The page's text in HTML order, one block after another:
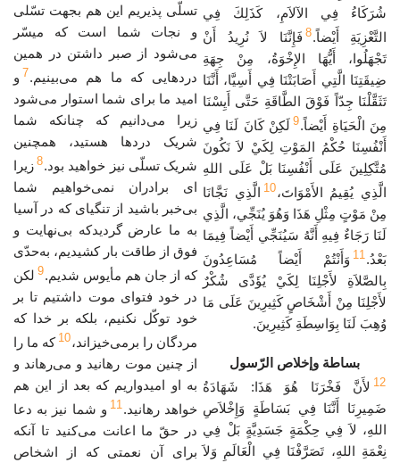
شُرَكَاءُ فِي الآلاَمِ، كَذَلِكَ فِي
التَّعْزِيَةِ أَيْضاً.8 فَإِنَّنَا لاَ نُرِيدُ أَنْ
تَجْهَلُوا، أَيُّهَا الإِخْوَةُ، مِنْ جِهَةِ
ضِيقَتِنَا الَّتِي أَصَابَتْنَا فِي أَسِيَّا، أَنَّنَا
تَثَقَّلْنَا جِدّاً فَوْقَ الطَّاقَةِ حَتَّى أَيِسْنَا
مِنَ الْحَيَاةِ أَيْضاً.9 لَكِنْ كَانَ لَنَا فِي
أَنْفُسِنَا حُكْمُ المَوْتِ لِكَيْ لاَ نَكُونَ
مُتَّكِلِينَ عَلَى أَنْفُسِنَا بَلْ عَلَى اللهِ
الَّذِي يُقِيمُ الأَمْوَاتَ،10 الَّذِي نَجَّانَا
مِنْ مَوْتٍ مِثْلِ هَذَا وَهُوَ يُنَجِّي، الَّذِي
لَنَا رَجَاءٌ فِيهِ أَنَّهُ سَيُنَجِّي أَيْضاً فِيمَا
بَعْدُ.11 وَأَنْتُمْ أَيْضاً مُسَاعِدُونَ
بِالصَّلاَةِ لأَجْلِنَا لِكَيْ يُؤَدَّى شُكْرٌ
لأَجْلِنَا مِنْ أَشْخَاصٍ كَثِيرِينَ عَلَى مَا
وُهِبَ لَنَا بِوَاسِطَةِ كَثِيرِينَ.
بساطة وإخلاص الرّسول
12 لأَنَّ فَخْرَنَا هُوَ هَذَا: شَهَادَةُ
ضَمِيرِنَا أَنَّنَا فِي بَسَاطَةٍ وَإِخْلاَصِ
اللهِ، لاَ فِي حِكْمَةٍ جَسَدِيَّةٍ بَلْ فِي
نِعْمَةِ اللهِ، تَصَرَّفْنَا فِي الْعَالَمِ وَلاَ
تسلّی پذیریم این هم بجهت تسّلی
و نجات شما است که میسّر
می‌شود از صبر داشتن در همین
دردهایی که ما هم می‌بینیم.7 و
امید ما برای شما استوار می‌شود
زیرا می‌دانیم که چنانکه شما
شریک دردها هستید، همچنین
شریک تسلّی نیز خواهید بود.8 زیرا
ای برادران نمی‌خواهیم شما
بی‌خبر باشید از تنگیای که در آسیا
به ما عارض گردیدکه بی‌نهایت و
فوق از طاقت بار کشیدیم، به‌حدّی
که از جان هم مأیوس شدیم.9 لکن
در خود فتوای موت داشتیم تا بر
خود توکّل نکنیم، بلکه بر خدا که
مردگان را برمی‌خیزاند،10 که ما را
از چنین موت رهانید و می‌رهاند و
به او امیدواریم که بعد از این هم
خواهد رهانید.11 و شما نیز به دعا
در حقّ ما اعانت می‌کنید تا آنکه
برای آن نعمتی که از اشخاص